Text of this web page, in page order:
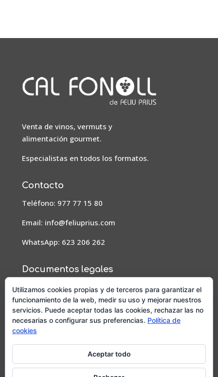
Venta de vinos, vermuts y
alimentación gourmet.
Especialistas en todos los formatos.
Contacto
Teléfono: 977 77 15 80
Email: info@feliuprius.com
WhatsApp: 623 206 262
Documentos legales
Aviso Legal
Condiciones de pedidos, envío y devoluciones
Política de privacidad
Política de cookies
Diseño y posicionamiento web porMussara.com,
Utilizamos cookies propias y de terceros para garantizar el
funcionamiento de la web, medir su uso y mejorar nuestros
servicios. Puede aceptar todas las cookies, rechazar las no
necesarias o configurar sus preferencias. Política de
cookies
Aceptar todo